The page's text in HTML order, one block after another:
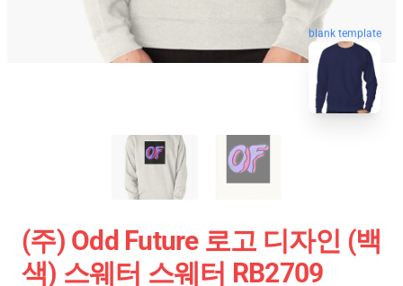
blank template
(주) Odd Future 로고 디자인 (백
색) 스웨터 스웨터 RB2709